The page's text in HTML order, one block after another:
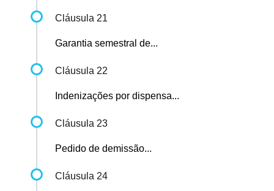
Cláusula 21
Garantia semestral de...
Cláusula 22
Indenizações por dispensa...
Cláusula 23
Pedido de demissão...
Cláusula 24